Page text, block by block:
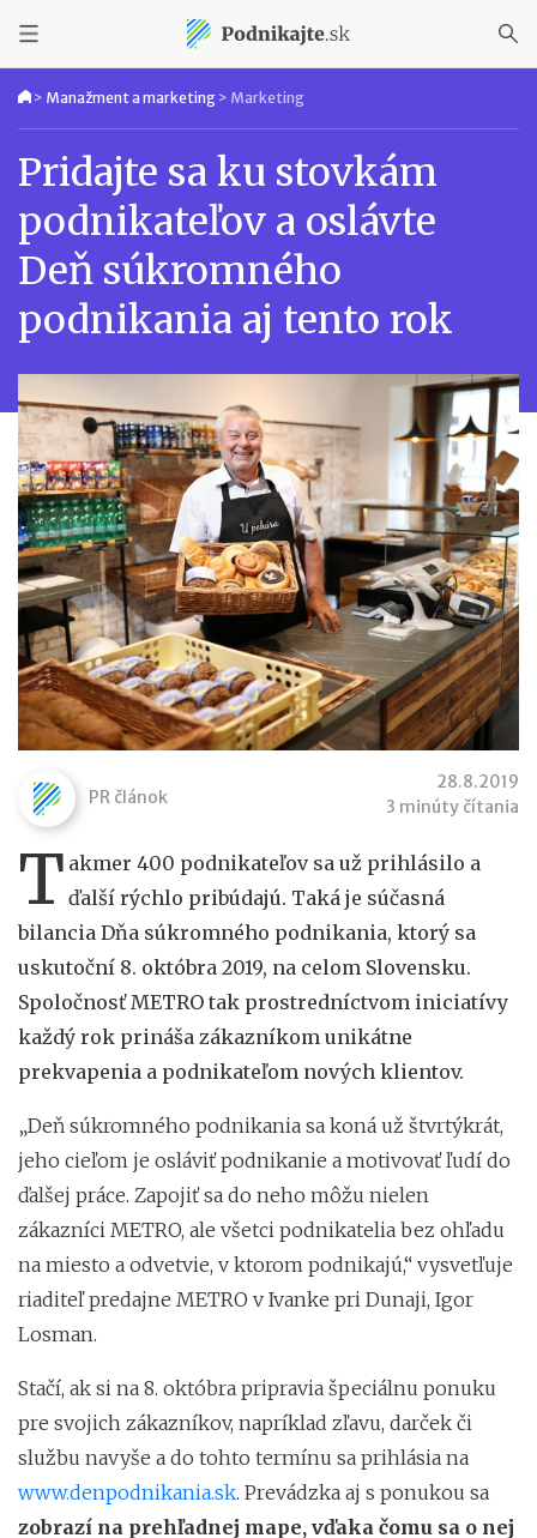
> Manažment a marketing > Marketing
Pridajte sa ku stovkám
podnikateľov a oslávte
Deň súkromného
podnikania aj tento rok
PR článok
28.8.2019
3 minúty čítania
T akmer 400 podnikateľov sa už prihlásilo a
ďalší rýchlo pribúdajú. Taká je súčasná
bilancia Dňa súkromného podnikania, ktorý sa
uskutoční 8. októbra 2019, na celom Slovensku.
Spoločnosť METRO tak prostredníctvom iniciatívy
každý rok prináša zákazníkom unikátne
prekvapenia a podnikateľom nových klientov.
„Deň súkromného podnikania sa koná už štvrtýkrát,
jeho cieľom je osláviť podnikanie a motivovať ľudí do
ďalšej práce. Zapojiť sa do neho môžu nielen
zákazníci METRO, ale všetci podnikatelia bez ohľadu
na miesto a odvetvie, v ktorom podnikajú,“ vysvetľuje
riaditeľ predajne METRO v Ivanke pri Dunaji, Igor
Losman.
Stačí, ak si na 8. októbra pripravia špeciálnu ponuku
pre svojich zákazníkov, napríklad zľavu, darček či
službu navyše a do tohto termínu sa prihlásia na
www.denpodnikania.sk. Prevádzka aj s ponukou sa
zobrazí na prehľadnej mape, vďaka čomu sa o nej